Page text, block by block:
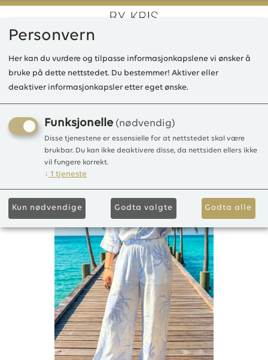
0
LP Tony bukse Lin/Visc.
30%Lin70%Viscose
Personvern
Her kan du vurdere og tilpasse informasjonkapslene vi ønsker å
bruke på dette nettstedet. Du bestemmer! Aktiver eller
deaktiver informasjonkapsler etter eget ønske.
Funksjonelle (nødvendig)
Disse tjenestene er essensielle for at nettstedet skal være
brukbar. Du kan ikke deaktivere disse, da nettsiden ellers ikke
vil fungere korrekt.
↓ 1 tjeneste
Kun nødvendige Godta valgte Godta alle